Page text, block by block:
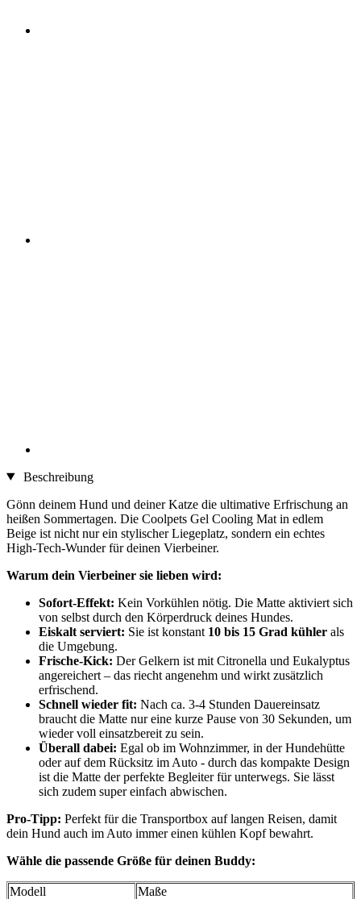
Beschreibung
Gönn deinem Hund und deiner Katze die ultimative Erfrischung an
heißen Sommertagen. Die Coolpets Gel Cooling Mat in edlem
Beige ist nicht nur ein stylischer Liegeplatz, sondern ein echtes
High-Tech-Wunder für deinen Vierbeiner.
Warum dein Vierbeiner sie lieben wird:
Sofort-Effekt: Kein Vorkühlen nötig. Die Matte aktiviert sich
von selbst durch den Körperdruck deines Hundes.
Eiskalt serviert: Sie ist konstant 10 bis 15 Grad kühler als
die Umgebung.
Frische-Kick: Der Gelkern ist mit Citronella und Eukalyptus
angereichert – das riecht angenehm und wirkt zusätzlich
erfrischend.
Schnell wieder fit: Nach ca. 3-4 Stunden Dauereinsatz
braucht die Matte nur eine kurze Pause von 30 Sekunden, um
wieder voll einsatzbereit zu sein.
Überall dabei: Egal ob im Wohnzimmer, in der Hundehütte
oder auf dem Rücksitz im Auto - durch das kompakte Design
ist die Matte der perfekte Begleiter für unterwegs. Sie lässt
sich zudem super einfach abwischen.
Pro-Tipp: Perfekt für die Transportbox auf langen Reisen, damit
dein Hund auch im Auto immer einen kühlen Kopf bewahrt.
Wähle die passende Größe für deinen Buddy:
Modell
Maße